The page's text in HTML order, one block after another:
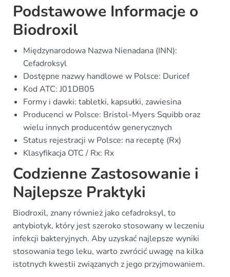
Podstawowe Informacje o
Biodroxil
Międzynarodowa Nazwa Nienadana (INN):
Cefadroksyl
Dostępne nazwy handlowe w Polsce: Duricef
Kod ATC: J01DB05
Formy i dawki: tabletki, kapsułki, zawiesina
Producenci w Polsce: Bristol-Myers Squibb oraz
wielu innych producentów generycznych
Status rejestracji w Polsce: na receptę (Rx)
Klasyfikacja OTC / Rx: Rx
Codzienne Zastosowanie i
Najlepsze Praktyki
Biodroxil, znany również jako cefadroksyl, to
antybiotyk, który jest szeroko stosowany w leczeniu
infekcji bakteryjnych. Aby uzyskać najlepsze wyniki
stosowania tego leku, warto zwrócić uwagę na kilka
istotnych kwestii związanych z jego przyjmowaniem.